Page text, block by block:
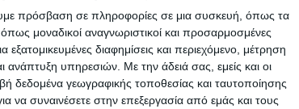
πρόσβαση σε πληροφορίες σε μια συσκευή, όπως τα
μοναδικοί αναγνωριστικοί και προσαρμοσμένες
διαφημίσεις και περιεχόμενο, μέτρηση
ανάπτυξη υπηρεσιών. Με την άδειά σας, εμείς και οι
δεδομένα γεωγραφικής τοποθεσίας και ταυτοποίησης
συναινέσετε στην επεξεργασία από εμάς και τους